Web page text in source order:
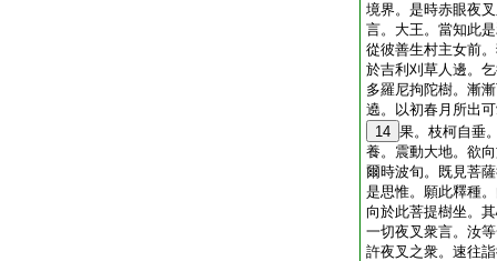
境界。是時赤眼夜
言。大王。當知此
從彼善生村主女前
於吉利刈草人邊。
多羅尼拘陀樹。漸
遶。以初春月所出
14 果。枝柯自垂
養。震動大地。欲
爾時波旬。既見菩
是思惟。願此釋種
向於此菩提樹坐。
一切夜叉衆言。汝
許夜叉之衆。速往